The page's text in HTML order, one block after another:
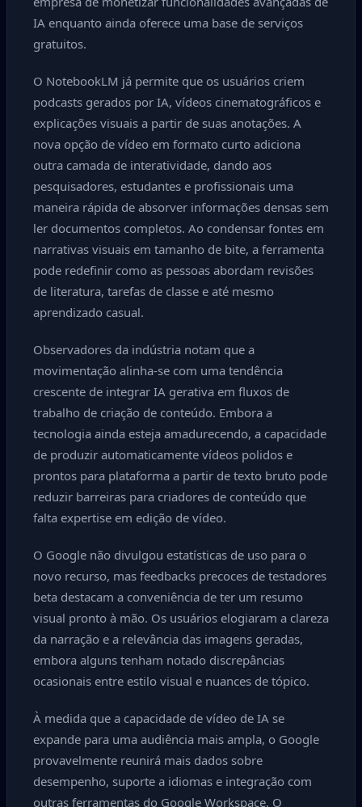
IA enquanto ainda oferece uma base de serviços
gratuitos.
O NotebookLM já permite que os usuários criem
podcasts gerados por IA, vídeos cinematográficos e
explicações visuais a partir de suas anotações. A
nova opção de vídeo em formato curto adiciona
outra camada de interatividade, dando aos
pesquisadores, estudantes e profissionais uma
maneira rápida de absorver informações densas sem
ler documentos completos. Ao condensar fontes em
narrativas visuais em tamanho de bite, a ferramenta
pode redefinir como as pessoas abordam revisões
de literatura, tarefas de classe e até mesmo
aprendizado casual.
Observadores da indústria notam que a
movimentação alinha-se com uma tendência
crescente de integrar IA gerativa em fluxos de
trabalho de criação de conteúdo. Embora a
tecnologia ainda esteja amadurecendo, a capacidade
de produzir automaticamente vídeos polidos e
prontos para plataforma a partir de texto bruto pode
reduzir barreiras para criadores de conteúdo que
falta expertise em edição de vídeo.
O Google não divulgou estatísticas de uso para o
novo recurso, mas feedbacks precoces de testadores
beta destacam a conveniência de ter um resumo
visual pronto à mão. Os usuários elogiaram a clareza
da narração e a relevância das imagens geradas,
embora alguns tenham notado discrepâncias
ocasionais entre estilo visual e nuances de tópico.
À medida que a capacidade de vídeo de IA se
expande para uma audiência mais ampla, o Google
provavelmente reunirá mais dados sobre
desempenho, suporte a idiomas e integração com
outras ferramentas do Google Workspace. O